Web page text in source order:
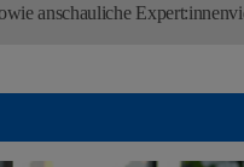
anschauliche